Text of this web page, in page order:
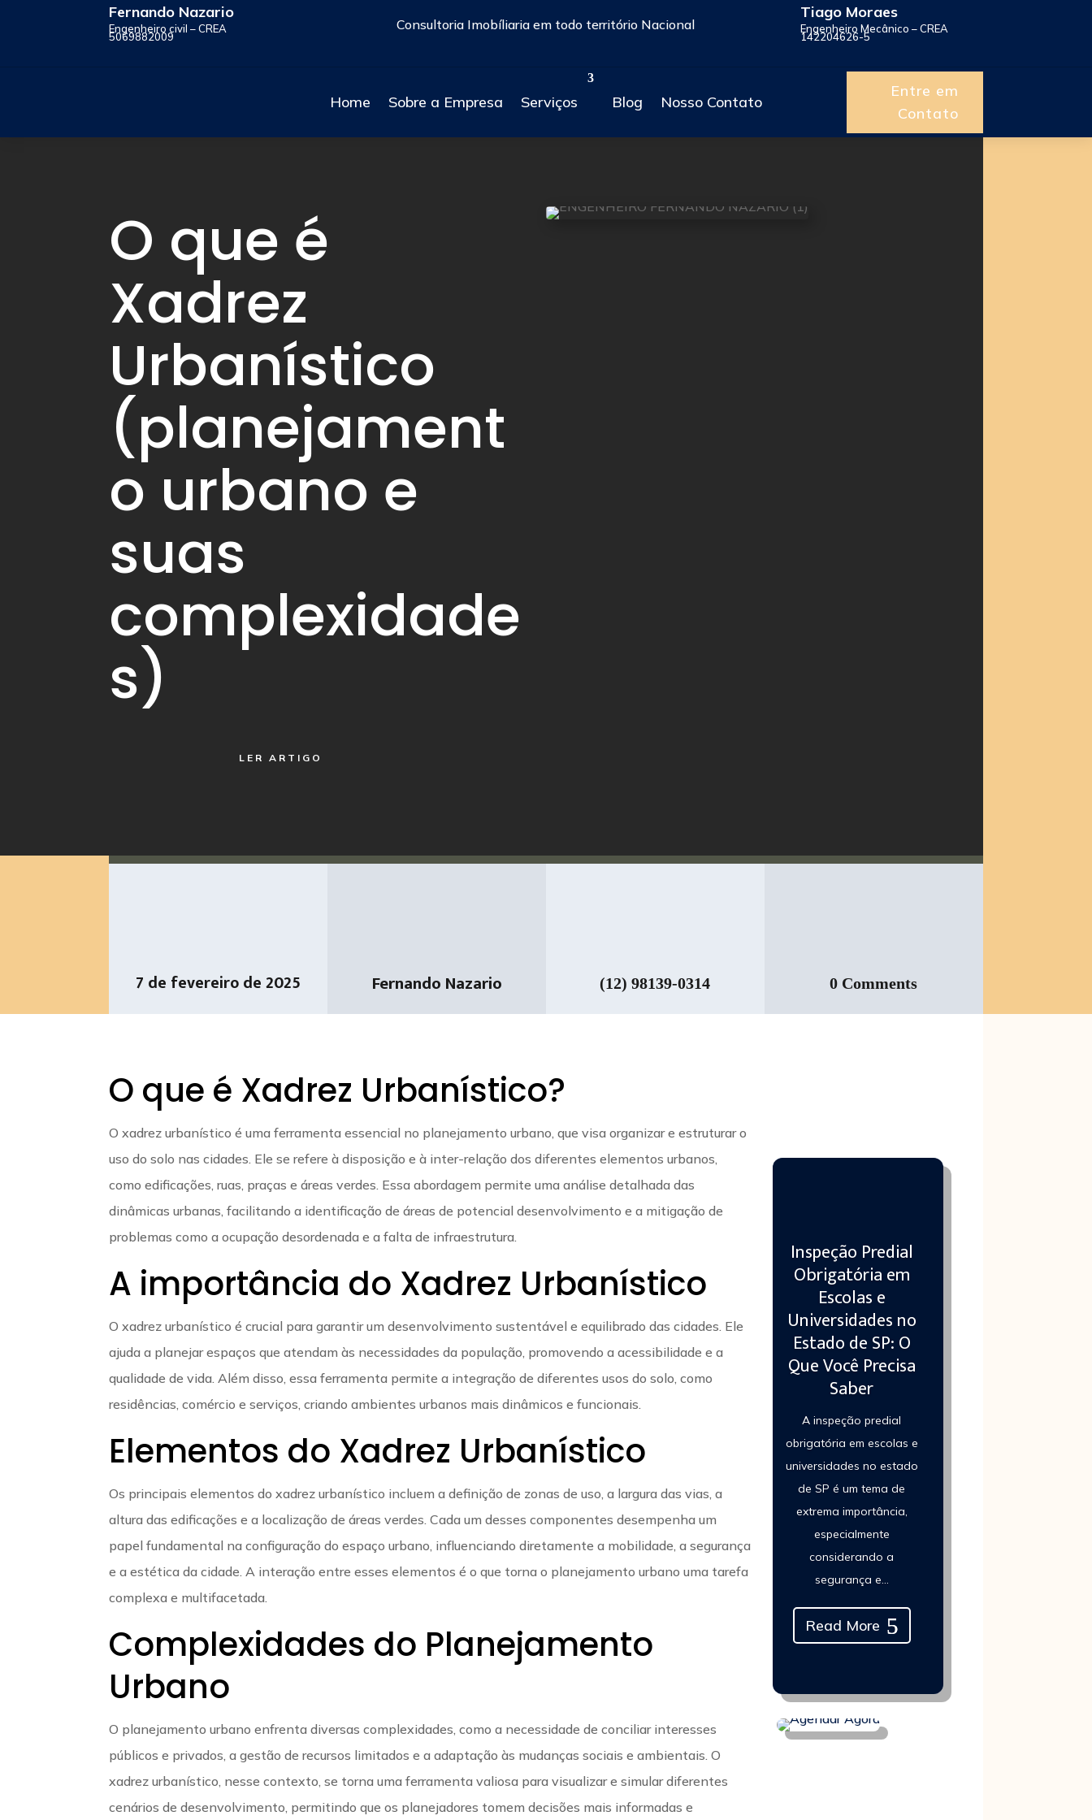
Fernando Nazario
Engenheiro civil – CREA
5069882009
Consultoria Imobíliaria em todo território Nacional
Tiago Moraes
Engenheiro Mecânico – CREA
142204626-5
Home Sobre a Empresa Serviços Blog Nosso Contato
Entre em
Contato
O que é
Xadrez
Urbanístico
(planejament
o urbano e
suas
complexidade
s)
LER ARTIGO
7 de fevereiro de 2025 Fernando Nazario (12) 98139-0314 0 Comments
O que é Xadrez Urbanístico?
O xadrez urbanístico é uma ferramenta essencial no planejamento urbano, que visa organizar e estruturar o
uso do solo nas cidades. Ele se refere à disposição e à inter-relação dos diferentes elementos urbanos,
como edificações, ruas, praças e áreas verdes. Essa abordagem permite uma análise detalhada das
dinâmicas urbanas, facilitando a identificação de áreas de potencial desenvolvimento e a mitigação de
problemas como a ocupação desordenada e a falta de infraestrutura.
A importância do Xadrez Urbanístico
O xadrez urbanístico é crucial para garantir um desenvolvimento sustentável e equilibrado das cidades. Ele
ajuda a planejar espaços que atendam às necessidades da população, promovendo a acessibilidade e a
qualidade de vida. Além disso, essa ferramenta permite a integração de diferentes usos do solo, como
residências, comércio e serviços, criando ambientes urbanos mais dinâmicos e funcionais.
Elementos do Xadrez Urbanístico
Os principais elementos do xadrez urbanístico incluem a definição de zonas de uso, a largura das vias, a
altura das edificações e a localização de áreas verdes. Cada um desses componentes desempenha um
papel fundamental na configuração do espaço urbano, influenciando diretamente a mobilidade, a segurança
e a estética da cidade. A interação entre esses elementos é o que torna o planejamento urbano uma tarefa
complexa e multifacetada.
Complexidades do Planejamento
Urbano
O planejamento urbano enfrenta diversas complexidades, como a necessidade de conciliar interesses
públicos e privados, a gestão de recursos limitados e a adaptação às mudanças sociais e ambientais. O
xadrez urbanístico, nesse contexto, se torna uma ferramenta valiosa para visualizar e simular diferentes
cenários de desenvolvimento, permitindo que os planejadores tomem decisões mais informadas e
Inspeção Predial
Obrigatória em
Escolas e
Universidades no
Estado de SP: O
Que Você Precisa
Saber
A inspeção predial
obrigatória em escolas e
universidades no estado
de SP é um tema de
extrema importância,
especialmente
considerando a
segurança e...
Read More